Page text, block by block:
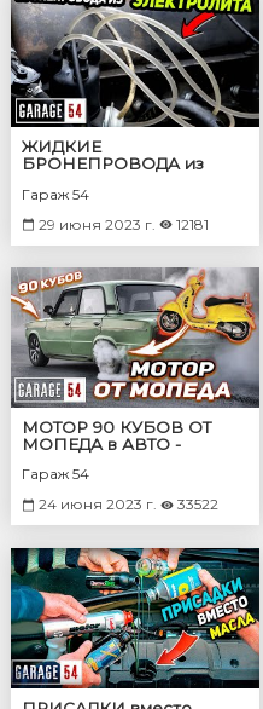
ЖИДКИЕ
БРОНЕПРОВОДА из
Гараж 54
29 июня 2023 г.
12181
МОТОР 90 КУБОВ ОТ
МОПЕДА в АВТО -
Гараж 54
24 июня 2023 г.
33522